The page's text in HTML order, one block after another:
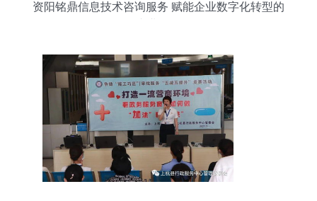
资阳铭鼎信息技术咨询服务 赋能企业数字化转型的